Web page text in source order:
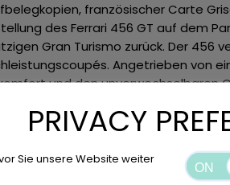
französischer Carte
des Ferrari 456 GT auf dem
Gran Turismo zurück. Der
Angetrieben von
und den unverwechselbaren
optische Verbesserungen und
überzeugt bis heute durch ihre
eines echten Grand
Zum Zeitpunkt des Erwerbs hatte
darunter vergoldete Embleme
PRIVACY
Sie unsere Website weiter